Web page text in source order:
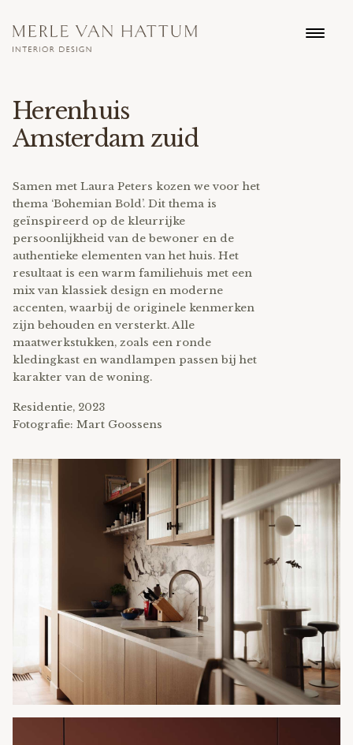
Herenhuis
Amsterdam zuid
Samen met Laura Peters kozen we voor het
thema ‘Bohemian Bold’. Dit thema is
geïnspireerd op de kleurrijke
persoonlijkheid van de bewoner en de
authentieke elementen van het huis. Het
resultaat is een warm familiehuis met een
mix van klassiek design en moderne
accenten, waarbij de originele kenmerken
zijn behouden en versterkt. Alle
maatwerkstukken, zoals een ronde
kledingkast en wandlampen passen bij het
karakter van de woning.
Residentie, 2023
Fotografie: Mart Goossens